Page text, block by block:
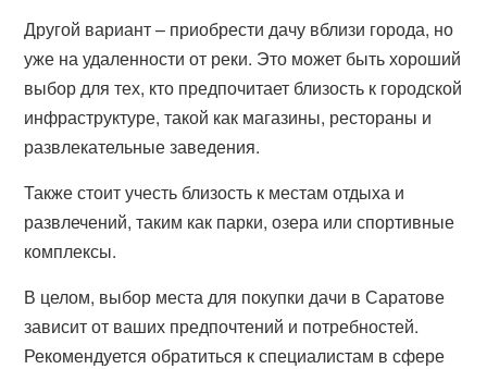
Другой вариант – приобрести дачу вблизи города, но
уже на удаленности от реки. Это может быть хороший
выбор для тех, кто предпочитает близость к городской
инфраструктуре, такой как магазины, рестораны и
развлекательные заведения.
Также стоит учесть близость к местам отдыха и
развлечений, таким как парки, озера или спортивные
комплексы.
В целом, выбор места для покупки дачи в Саратове
зависит от ваших предпочтений и потребностей.
Рекомендуется обратиться к специалистам в сфере